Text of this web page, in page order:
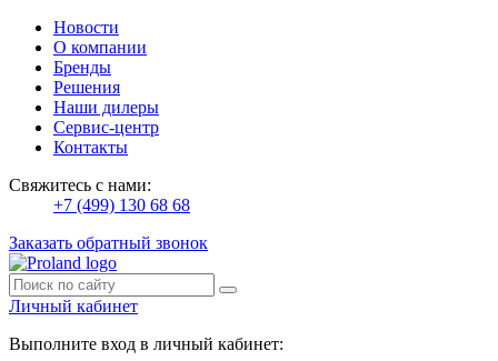
Новости
О компании
Бренды
Решения
Наши дилеры
Сервис-центр
Контакты
Свяжитесь с нами:
+7 (499) 130 68 68
Заказать обратный звонок
Личный кабинет
Выполните вход в личный кабинет: